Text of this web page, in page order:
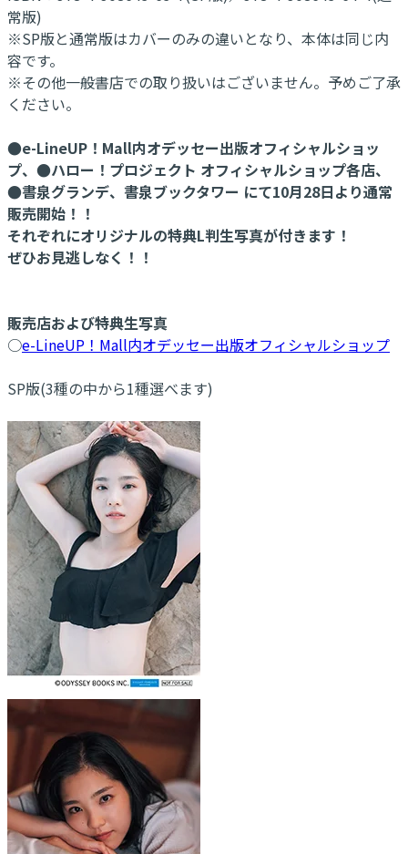
常版)
※SP版と通常版はカバーのみの違いとなり、本体は同じ内
容です。
※その他一般書店での取り扱いはございません。予めご了承
ください。
●e-LineUP！Mall内オデッセー出版オフィシャルショッ
プ、●ハロー！プロジェクト オフィシャルショップ各店、
●書泉グランデ、書泉ブックタワー にて10月28日より通常
販売開始！！
それぞれにオリジナルの特典L判生写真が付きます！
ぜひお見逃しなく！！
販売店および特典生写真
○e-LineUP！Mall内オデッセー出版オフィシャルショップ
SP版(3種の中から1種選べます)